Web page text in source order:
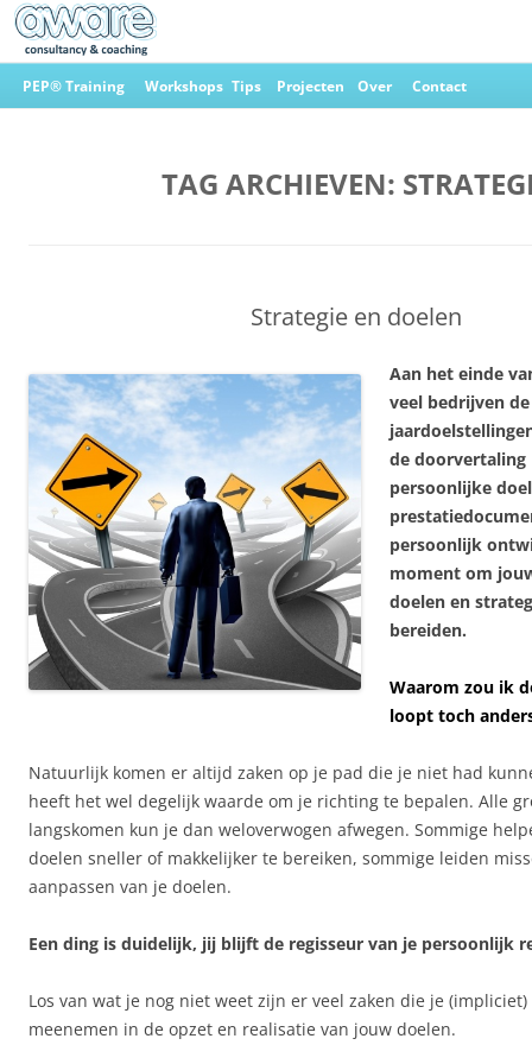
Ga
naar
PEP® Training Workshops Tips Projecten Over Contact
TAG ARCHIEVEN:
Strategie en doelen
Aan het einde
veel bedrijven
de doorvertaling
persoonlijke
persoonlijk
moment om
doelen en
bereiden.
Waarom zou ik
loopt toch
Natuurlijk komen er altijd zaken op je pad die je niet had
heeft het wel degelijk waarde om je richting te bepalen. Alle
langskomen kun je dan weloverwogen afwegen. Sommige
doelen sneller of makkelijker te bereiken, sommige leiden
aanpassen van je doelen.
Een ding is duidelijk, jij blijft de regisseur van je persoonlijk
Los van wat je nog niet weet zijn er veel zaken die je
meenemen in de opzet en realisatie van jouw doelen.